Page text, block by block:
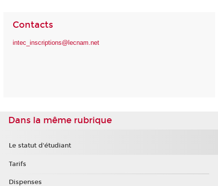
Contacts
intec_inscriptions@lecnam.net
Dans la même rubrique
Le statut d'étudiant
Tarifs
Dispenses